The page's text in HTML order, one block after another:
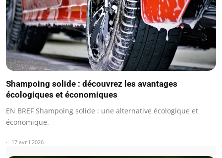
Shampoing solide : découvrez les avantages
écologiques et économiques
EN BREF Shampoing solide : une alternative écologique et
économique.
17 avril 2026